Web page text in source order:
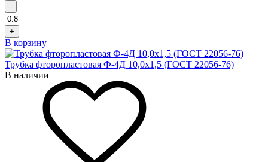
-
+
В корзину
Трубка фторопластовая Ф-4Д 10,0x1,5 (ГОСТ 22056-76)
В наличии